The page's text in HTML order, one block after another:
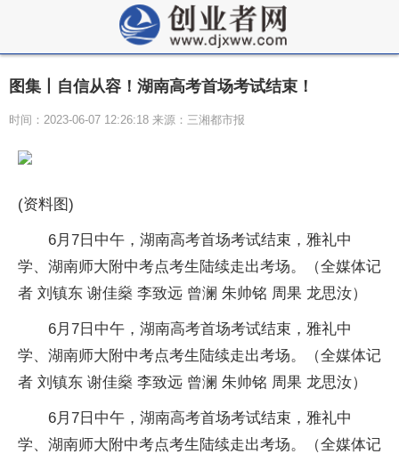
图集丨自信从容！湖南高考首场考试结束！
时间：2023-06-07 12:26:18 来源：三湘都市报
(资料图)
6月7日中午，湖南高考首场考试结束，雅礼中
学、湖南师大附中考点考生陆续走出考场。（全媒体记
者 刘镇东 谢佳燊 李致远 曾澜 朱帅铭 周果 龙思汝）
6月7日中午，湖南高考首场考试结束，雅礼中
学、湖南师大附中考点考生陆续走出考场。（全媒体记
者 刘镇东 谢佳燊 李致远 曾澜 朱帅铭 周果 龙思汝）
6月7日中午，湖南高考首场考试结束，雅礼中
学、湖南师大附中考点考生陆续走出考场。（全媒体记